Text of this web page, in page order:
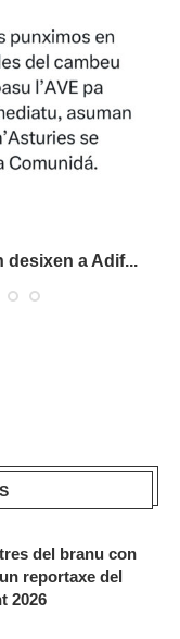
desixen a Adif...
del branu con
reportaxe del
2026